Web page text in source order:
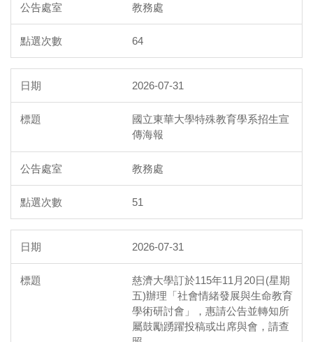
教務處
64
2026-07-31
國立東華大學特殊教育學系招生宣
傳海報
教務處
51
2026-07-31
慈濟大學訂於115年11月20日(星期
五)辦理「社會情緒發展與生命教育
學術研討會」，惠請公告並轉知所
屬鼓勵踴躍投稿或出席與會，請查